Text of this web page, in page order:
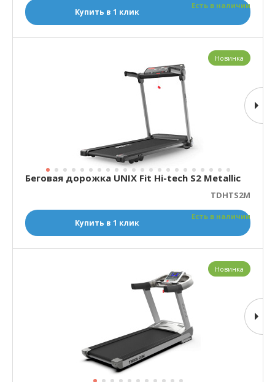
Есть в наличии
Купить в 1 клик
Беговая дорожка UNIX Fit Hi-tech S2 Metallic
TDHTS2M
Есть в наличии
Купить в 1 клик
Новинка
Новинка